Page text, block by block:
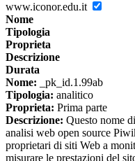
www.iconor.edu.it
Nome
Tipologia
Proprieta
Descrizione
Durata
Nome: _pk_id.1.99ab
Tipologia: analitico
Proprieta: Prima parte
Descrizione: Questo nome
analisi web open source
proprietari di siti Web a
misurare le prestazioni del